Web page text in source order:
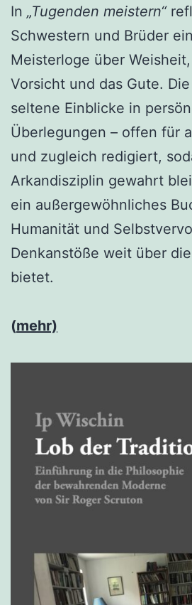
In „Tugenden meistern“
Schwestern und Brüder
Meisterloge über
Vorsicht und das Gute.
seltene Einblicke in
Überlegungen – offen für
und zugleich redigiert,
Arkandisziplin gewahrt
ein außergewöhnliches
Humanität und
Denkanstöße weit über
bietet.
(mehr)